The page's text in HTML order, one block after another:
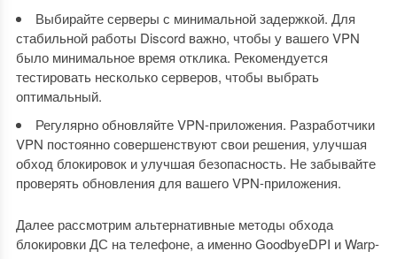
Выбирайте серверы с минимальной задержкой. Для
стабильной работы Discord важно, чтобы у вашего VPN
было минимальное время отклика. Рекомендуется
тестировать несколько серверов, чтобы выбрать
оптимальный.
Регулярно обновляйте VPN-приложения. Разработчики
VPN постоянно совершенствуют свои решения, улучшая
обход блокировок и улучшая безопасность. Не забывайте
проверять обновления для вашего VPN-приложения.
Далее рассмотрим альтернативные методы обхода
блокировки ДС на телефоне, а именно GoodbyeDPI и Warp-